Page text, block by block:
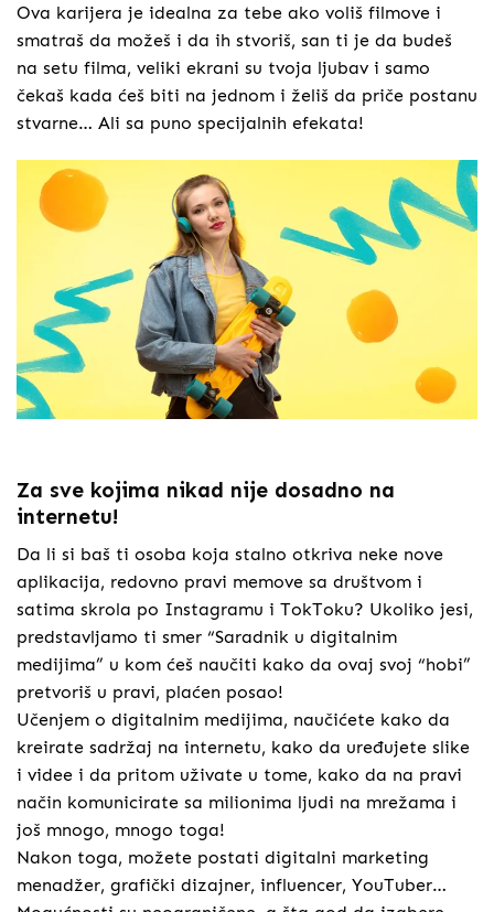
Ova karijera je idealna za tebe ako voliš filmove i
smatraš da možeš i da ih stvoriš, san ti je da budeš
na setu filma, veliki ekrani su tvoja ljubav i samo
čekaš kada ćeš biti na jednom i želiš da priče postanu
stvarne… Ali sa puno specijalnih efekata!
Za sve kojima nikad nije dosadno na
internetu!
Da li si baš ti osoba koja stalno otkriva neke nove
aplikacija, redovno pravi memove sa društvom i
satima skrola po Instagramu i TokToku? Ukoliko jesi,
predstavljamo ti smer “Saradnik u digitalnim
medijima” u kom ćeš naučiti kako da ovaj svoj “hobi”
pretvoriš u pravi, plaćen posao!
Učenjem o digitalnim medijima, naučićete kako da
kreirate sadržaj na internetu, kako da uređujete slike
i videe i da pritom uživate u tome, kako da na pravi
način komunicirate sa milionima ljudi na mrežama i
još mnogo, mnogo toga!
Nakon toga, možete postati digitalni marketing
menadžer, grafički dizajner, influencer, YouTuber…